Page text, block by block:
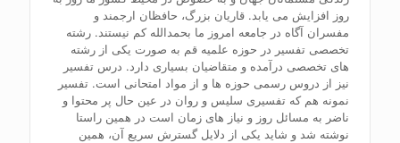
روز افزایش می یابد. قاریان بزرگ، حافظان ارجمند و
مفسران آگاه در جامعه امروز ما بحمدالله کم نیستند. رشته
تخصصی تفسیر در حوزه علمیه قم به صورت یکی از رشته
های تخصصی درآمده و متقاضیان بسیاری دارد. درس تفسیر
نیز از دروس رسمی حوزه ها و از مواد امتحانی است. تفسیر
نمونه هم که تفسیری سلیس و روان در عین حال پر محتوا و
ناضر به مسائل روز و نیاز های زمان است در همین راستا
نوشته شد و شاید یکی از دلایل گسترش سریع آن، همین